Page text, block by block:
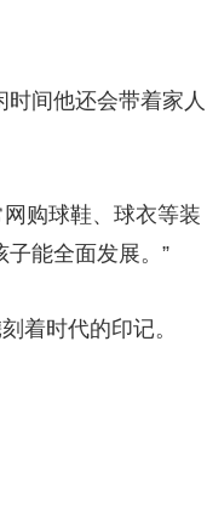
间他还会带着家人
购球鞋、球衣等装
能全面发展。”
着时代的印记。